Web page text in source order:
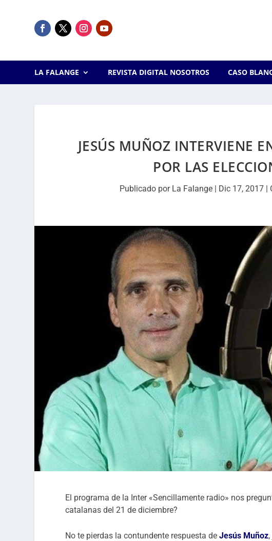
LA FALANGE REVISTA DIGITAL NOSOTROS CASO
JESÚS MUÑOZ INTERVIENE
POR LAS
Publicado por La Falange| Dic 17, 2017|
El programa de la Inter «Sencillamente radio» nos
catalanas del 21 de diciembre?
No te pierdas la contundente respuesta deJesús Muñoz